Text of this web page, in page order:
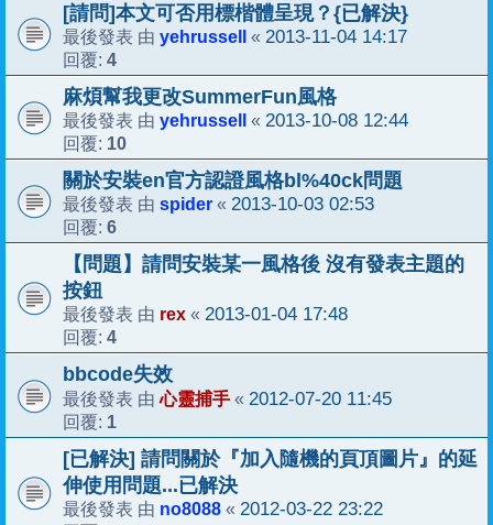
[請問]本文可否用標楷體呈現？{已解決}
最後發表 由 yehrussell « 2013-11-04 14:17
回覆: 4
麻煩幫我更改SummerFun風格
最後發表 由 yehrussell « 2013-10-08 12:44
回覆: 10
關於安裝en官方認證風格bl%40ck問題
最後發表 由 spider « 2013-10-03 02:53
回覆: 6
【問題】請問安裝某一風格後 沒有發表主題的
按鈕
最後發表 由 rex « 2013-01-04 17:48
回覆: 4
bbcode失效
最後發表 由心靈捕手 « 2012-07-20 11:45
回覆: 1
[已解決] 請問關於『加入隨機的頁頂圖片』的延
伸使用問題...已解決
最後發表 由 no8088 « 2012-03-22 23:22